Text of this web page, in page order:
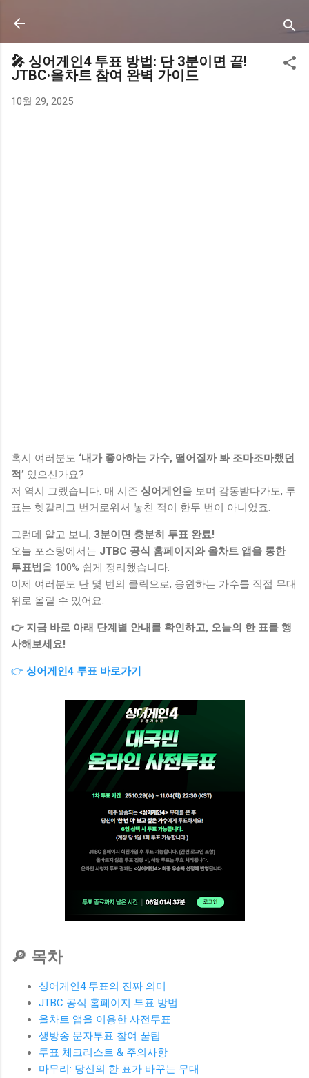
🎤 싱어게인4 투표 방법: 단 3분이면 끝!
JTBC·올차트 참여 완벽 가이드
10월 29, 2025
혹시 여러분도 ‘내가 좋아하는 가수, 떨어질까 봐 조마조마했던
적’ 있으신가요?
저 역시 그랬습니다. 매 시즌 싱어게인 을 보며 감동받다가도, 투
표는 헷갈리고 번거로워서 놓친 적이 한두 번이 아니었죠.
그런데 알고 보니, 3분이면 충분히 투표 완료!
오늘 포스팅에서는 JTBC 공식 홈페이지와 올차트 앱을 통한
투표법 을 100% 쉽게 정리했습니다.
이제 여러분도 단 몇 번의 클릭으로, 응원하는 가수를 직접 무대
위로 올릴 수 있어요.
👉 지금 바로 아래 단계별 안내를 확인하고, 오늘의 한 표를 행
사해보세요!
👉 싱어게인4 투표 바로가기
🔎 목차
싱어게인4 투표의 진짜 의미
JTBC 공식 홈페이지 투표 방법
올차트 앱을 이용한 사전투표
생방송 문자투표 참여 꿀팁
투표 체크리스트 & 주의사항
마무리: 당신의 한 표가 바꾸는 무대